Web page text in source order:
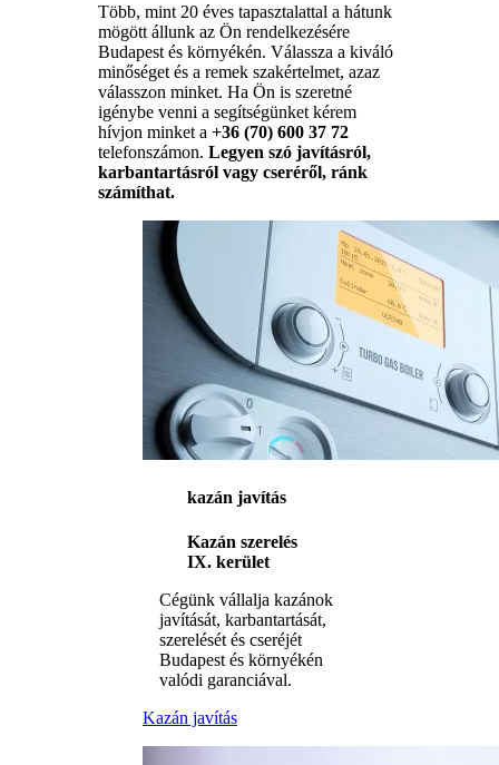
Több, mint 20 éves tapasztalattal a hátunk
mögött állunk az Ön rendelkezésére
Budapest és környékén. Válassza a kiváló
minőséget és a remek szakértelmet, azaz
válasszon minket. Ha Ön is szeretné
igénybe venni a segítségünket kérem
hívjon minket a +36 (70) 600 37 72
telefonszámon. Legyen szó javításról,
karbantartásról vagy cseréről, ránk
számíthat.
kazán javítás
Kazán szerelés
IX. kerület
Cégünk vállalja kazánok
javítását, karbantartását,
szerelését és cseréjét
Budapest és környékén
valódi garanciával.
Kazán javítás